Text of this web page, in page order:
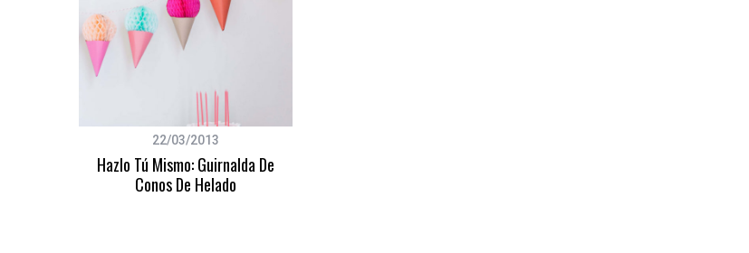
22/03/2013
Hazlo Tú Mismo: Guirnalda De
Conos De Helado